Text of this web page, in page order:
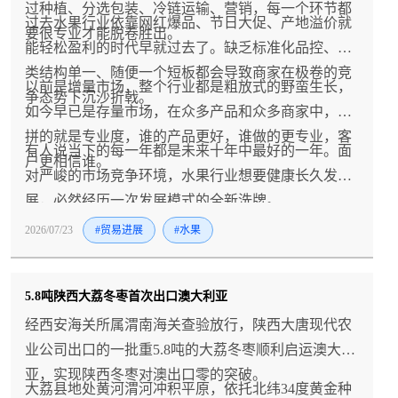
过种植、分选包装、冷链运输、营销，每一个环节都
要很专业才能脱卷胜出。
过去水果行业依靠网红爆品、节日大促、产地溢价就
能轻松盈利的时代早就过去了。缺乏标准化品控、品
类结构单一、随便一个短板都会导致商家在极卷的竞
争态势下沉沙折戟。
以前是增量市场，整个行业都是粗放式的野蛮生长，
如今早已是存量市场，在众多产品和众多商家中，比
拼的就是专业度，谁的产品更好，谁做的更专业，客
户更相信谁。
有人说当下的每一年都是未来十年中最好的一年。面
对严峻的市场竞争环境，水果行业想要健康长久发
展，必然经历一次发展模式的全新洗牌。
2026/07/23 #贸易进展 #水果
5.8吨陕西大荔冬枣首次出口澳大利亚
经西安海关所属渭南海关查验放行，陕西大唐现代农
业公司出口的一批重5.8吨的大荔冬枣顺利启运澳大利
亚，实现陕西冬枣对澳出口零的突破。
大荔县地处黄河渭河冲积平原，依托北纬34度黄金种